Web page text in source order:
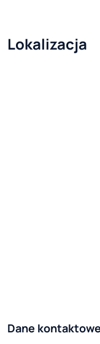
Lokalizacja
Dane kontaktowe